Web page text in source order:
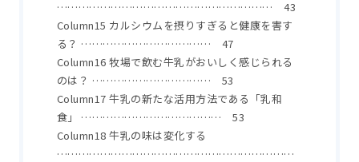
…………………………………………………… 43
Column15 カルシウムを摂りすぎると健康を害す
る？ ……………………………… 47
Column16 牧場で飲む牛乳がおいしく感じられる
のは？ …………………………… 53
Column17 牛乳の新たな活用方法である「乳和
食」 ………………………………… 53
Column18 牛乳の味は変化する
…………………………………………………………